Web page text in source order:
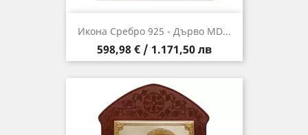
Икона Сребро 925 - Дърво MD...
Цена
598,98 € / 1.171,50 лв